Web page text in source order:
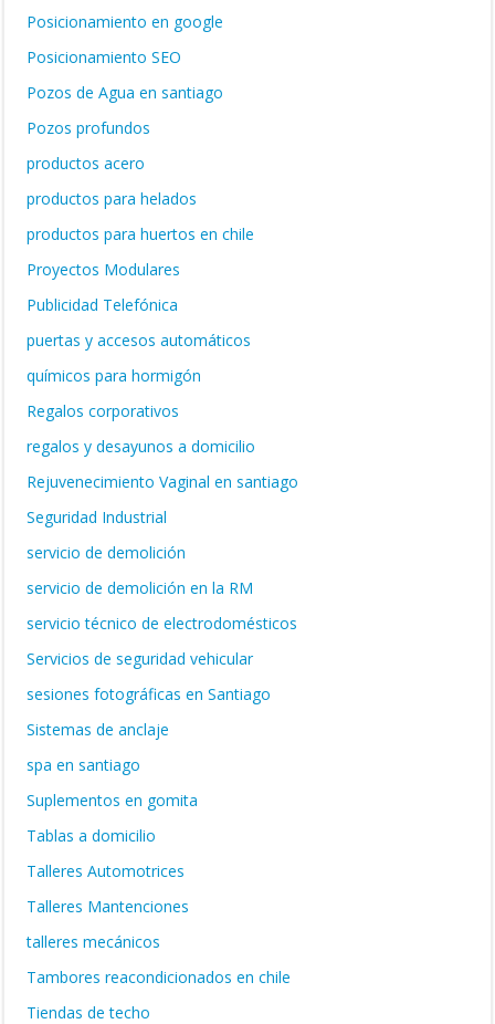
Posicionamiento en google
Posicionamiento SEO
Pozos de Agua en santiago
Pozos profundos
productos acero
productos para helados
productos para huertos en chile
Proyectos Modulares
Publicidad Telefónica
puertas y accesos automáticos
químicos para hormigón
Regalos corporativos
regalos y desayunos a domicilio
Rejuvenecimiento Vaginal en santiago
Seguridad Industrial
servicio de demolición
servicio de demolición en la RM
servicio técnico de electrodomésticos
Servicios de seguridad vehicular
sesiones fotográficas en Santiago
Sistemas de anclaje
spa en santiago
Suplementos en gomita
Tablas a domicilio
Talleres Automotrices
Talleres Mantenciones
talleres mecánicos
Tambores reacondicionados en chile
Tiendas de techo